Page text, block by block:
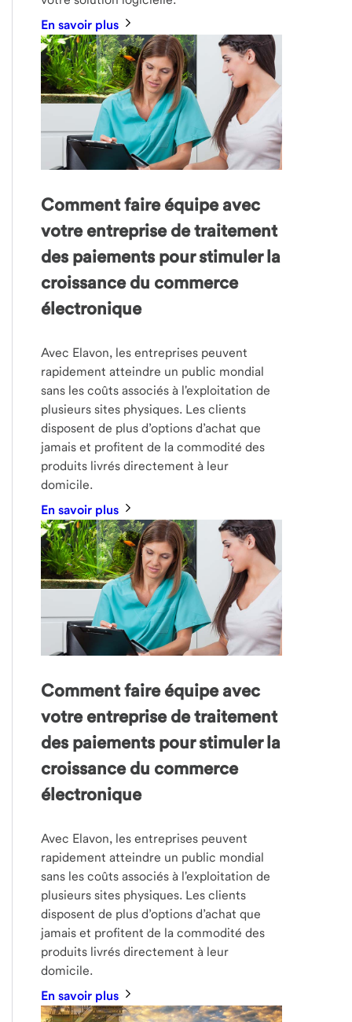
En savoir plus
Comment faire équipe avec
votre entreprise de traitement
des paiements pour stimuler la
croissance du commerce
électronique
Avec Elavon, les entreprises peuvent
rapidement atteindre un public mondial
sans les coûts associés à l'exploitation de
plusieurs sites physiques. Les clients
disposent de plus d’options d’achat que
jamais et profitent de la commodité des
produits livrés directement à leur
domicile.
En savoir plus
Comment faire équipe avec
votre entreprise de traitement
des paiements pour stimuler la
croissance du commerce
électronique
Avec Elavon, les entreprises peuvent
rapidement atteindre un public mondial
sans les coûts associés à l'exploitation de
plusieurs sites physiques. Les clients
disposent de plus d’options d’achat que
jamais et profitent de la commodité des
produits livrés directement à leur
domicile.
En savoir plus